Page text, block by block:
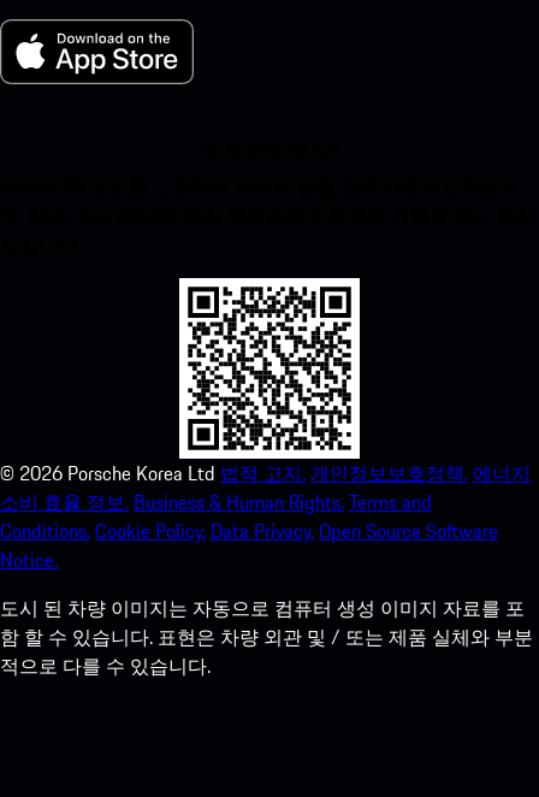
© 2026 Porsche Korea Ltd 법적 고지. 개인정보보호정책. 에너지
소비 효율 정보. Business & Human Rights.Terms and
Conditions.Cookie Policy. Data Privacy.Open Source Software
Notice.
도시 된 차량 이미지는 자동으로 컴퓨터 생성 이미지 자료를 포
함 할 수 있습니다. 표현은 차량 외관 및 / 또는 제품 실체와 부분
적으로 다를 수 있습니다.